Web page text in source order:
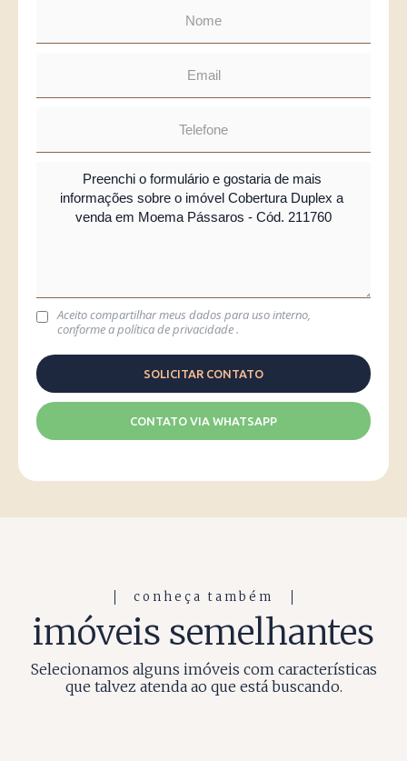
Aceito compartilhar meus dados para uso interno,
conforme apolítica de privacidade.
CONTATO VIA WHATSAPP
conheça também
imóveis semelhantes
Selecionamos alguns imóveis com características
que talvez atenda ao que está buscando.